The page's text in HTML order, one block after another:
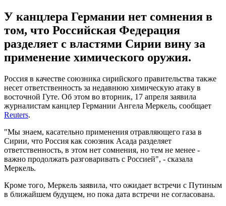
У канцлера Германии нет сомнения в
том, что Российская Федерация
разделяет с властями Сирии вину за
применение химического оружия.
Россия в качестве союзника сирийского правительства также
несет ответственность за недавнюю химическую атаку в
восточной Гуте. Об этом во вторник, 17 апреля заявила
журналистам канцлер Германии Ангела Меркель, сообщает
Reuters.
"Мы знаем, касательно применения отравляющего газа в
Сирии, что Россия как союзник Асада разделяет
ответственность, в этом нет сомнения, но тем не менее -
важно продолжать разговаривать с Россией", - сказала
Меркель.
Кроме того, Меркель заявила, что ожидает встречи с Путиным
в ближайшем будущем, но пока дата встречи не согласована.